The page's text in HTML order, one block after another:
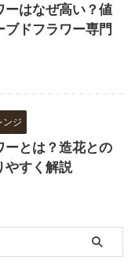
ーはなぜ高い？値
ドフラワー専門
ンジ
ーとは？造花との
やすく解説